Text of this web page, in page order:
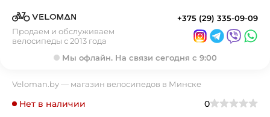
Продаем и обслуживаем
велосипеды с 2013 года
+375 (29) 335-09-09
Мы офлайн. На связи сегодня с 9:00
Veloman.by — магазин велосипедов в Минске
Нет в наличии 0